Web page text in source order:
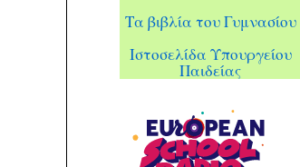
Τα βιβλία του Γυμνασίου
Ιστοσελίδα Υπουργείου
Παιδείας